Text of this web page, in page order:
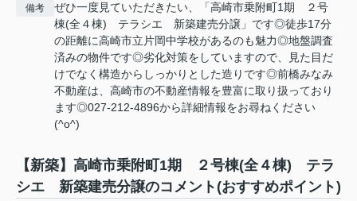
備考
ぜひ一度見ていただきたい、「高崎市乗附町1期 ２号
棟(全４棟) テラシエ 新築建売分譲」です◎徒歩17分
の距離に高崎市立片岡中学校があるのも魅力◎地盤調査
済みの物件です◎劣化対策をしていますので、見た目だ
けでなく構造からしっかりとした造りです◎前橋みなみ
不動産は、高崎市の不動産情報を豊富に取り扱っており
ます◎027-212-4896から詳細情報をお尋ねください
(^o^)
【新築】高崎市乗附町1期 ２号棟(全４棟) テラ
シエ 新築建売分譲のコメント(おすすめポイント)